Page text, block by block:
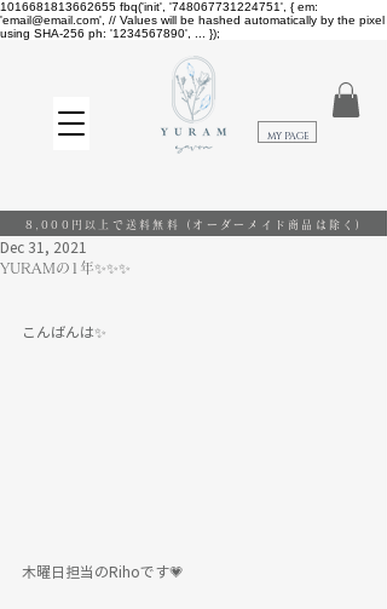
1016681813662655 fbq('init', '748067731224751', { em:
'email@email.com', // Values will be hashed automatically by the pixel
using SHA-256 ph: '1234567890', ... });
​MY PAGE
8,000円以上で送料無料 (オーダーメイド商品は除く)
YURAMの1年✨✨✨
Dec 31, 2021
こんばんは✨
木曜日担当のRihoです💗